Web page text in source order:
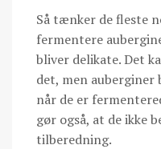
Så tænker de fleste
fermentere
bliver delikate. Det
det, men
når de er
gør også, at de ikke
tilberedning.